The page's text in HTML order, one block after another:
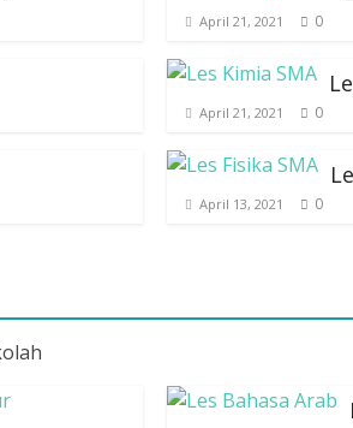
April 21, 2021 0
April 21, 2021 0
April 13, 2021 0